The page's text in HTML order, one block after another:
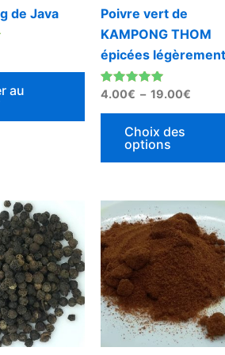
de Java
au
Poivre vert de
KAMPONG THOM
épicées légèrement
Note
sur 5
4.00€ – 19.00€
Choix des
options